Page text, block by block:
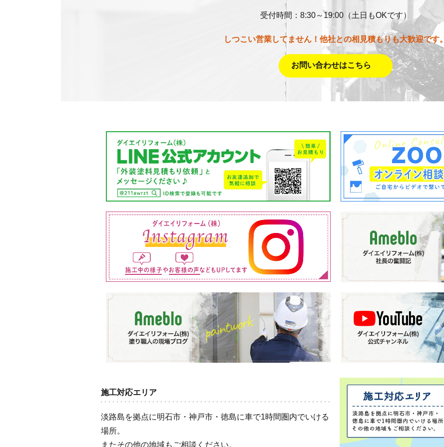
受付時間：8:30～19:00（土日もOKです）
しつこい営業してません！他社との相見積もりも大歓迎です。
お問い合わせはこちら
施工対応エリア
淡路島を拠点に明石市・神戸市・徳島に車で1時間圏内でいける
場所。
またその他の地域もご相談ください。